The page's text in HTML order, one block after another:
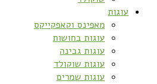
עוגות
מאפינס וקאפקייקס
עוגות בחושות
עוגות גבינה
עוגות שוקולד
עוגות שמרים